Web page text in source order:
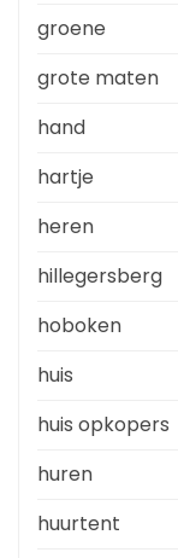
groene
grote maten
hand
hartje
heren
hillegersberg
hoboken
huis
huis opkopers
huren
huurtent